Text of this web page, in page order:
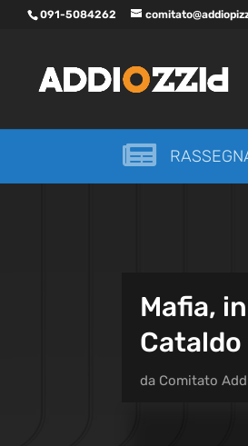
091-5084262

Mafia,
da Comitato